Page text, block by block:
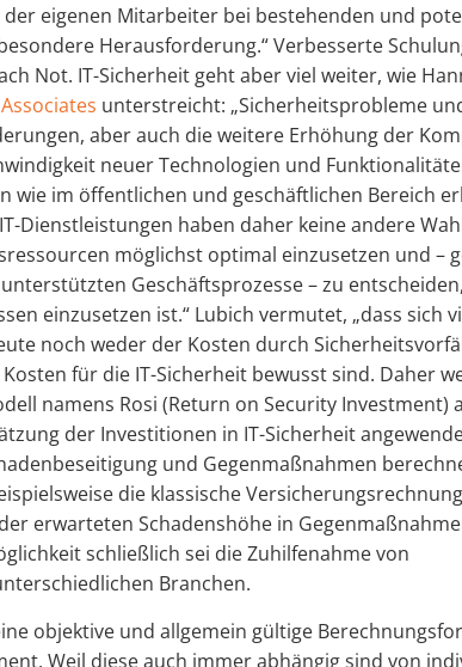
der eigenen Mitarbeiter bei bestehenden und
Herausforderung.“ Verbesserte
Not. IT-Sicherheit geht aber viel weiter, wie
unterstreicht: „Sicherheitsprobleme
aber auch die weitere Erhöhung der
neuer Technologien und
wie im öffentlichen und geschäftlichen Bereich
Dienstleistungen haben daher keine andere
möglichst optimal einzusetzen und –
Geschäftsprozesse – zu
einzusetzen ist.“ Lubich vermutet, „dass sich
noch weder der Kosten durch
für die IT-Sicherheit bewusst sind. Daher
namens Rosi (Return on Security Investment)
der Investitionen in IT-Sicherheit
und Gegenmaßnahmen
die klassische
erwarteten Schadenshöhe in
schließlich sei die Zuhilfenahme von
Branchen.
objektive und allgemein gültige
Weil diese auch immer abhängig sind von